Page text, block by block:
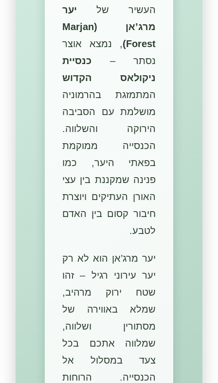
העשיר של יער
מרג’אן (Marjan
Forest) , נמצא אוצר
נסתר – כנסיית
ניקולאס הקדוש
המתמזגת בהרמוניה
מושלמת עם הסביבה
הירוקה והשלווה.
הכנסייה ממוקמת
בפאתי היער, כמו
פנינה שמקננת בין עצי
האורן העתיקים ויוצרת
חיבור קסום בין האדם
לטבע.
יער מרג’אן הוא לא רק
יער עירוני רגיל – זהו
שטח ירוק מרהיב,
שמלא באווירה של
מסתורין ושלווה,
שמלווה אתכם בכל
צעד במסלול אל
הכנסייה. הרוחות